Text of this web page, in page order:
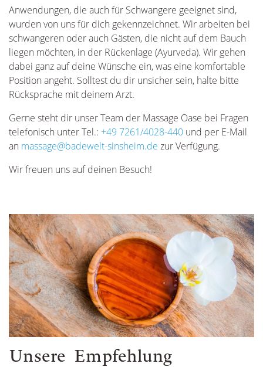
Anwendungen, die auch für Schwangere geeignet sind,
wurden von uns für dich gekennzeichnet. Wir arbeiten bei
schwangeren oder auch Gästen, die nicht auf dem Bauch
liegen möchten, in der Rückenlage (Ayurveda). Wir gehen
dabei ganz auf deine Wünsche ein, was eine komfortable
Position angeht. Solltest du dir unsicher sein, halte bitte
Rücksprache mit deinem Arzt.
Gerne steht dir unser Team der Massage Oase bei Fragen
telefonisch unter Tel.: +49 7261/4028-440 und per E-Mail
an massage@badewelt-sinsheim.de zur Verfügung.
Wir freuen uns auf deinen Besuch!
Unsere Empfehlung